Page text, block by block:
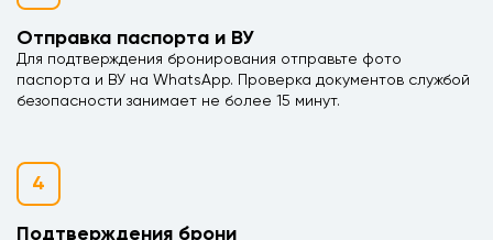
Отправка паспорта и ВУ
Для подтверждения бронирования отправьте фото
паспорта и ВУ на WhatsApp. Проверка документов службой
безопасности занимает не более 15 минут.
4
Подтверждения брони